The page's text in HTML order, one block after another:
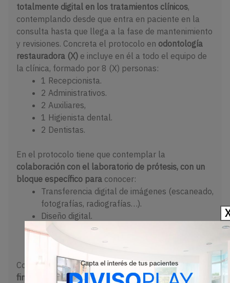
totalmente digital en los tratamientos clínicos,
contemplando desde que entra en paciente en la
consulta hasta que llega a la fase de mantenimiento
y revisiones. Concreta el protocolo en odontología
restauradora (X) e incluye en él a todo el equipo de
la clínica, formado por 8 (X) personas:
1 Recepcionista.
2 Administrativos.
2 Auxiliares,
1 Higienista dental.
2 Dentistas.
En el protocolo tiene que contemplar la
colaboración con el laboratorio de prótesis, con un
bloque específico para conocer:
Transferencia digital de imágenes (escaneado,
fotografías, radiografías…).
Diseño digital.
Prótesis final.
Completa el protocolo con uninforme técnico-
financiero
sobre: